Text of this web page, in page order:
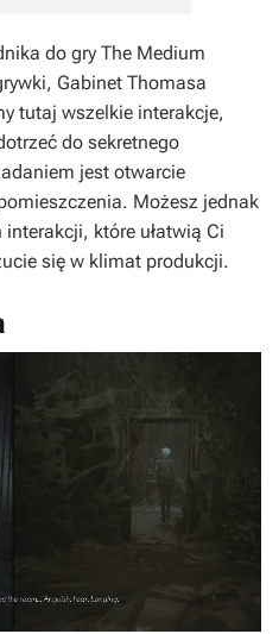
do gry The Medium
Gabinet Thomasa
tutaj wszelkie interakcje,
do sekretnego
jest otwarcie
Możesz jednak
które ułatwią Ci
się w klimat produkcji.